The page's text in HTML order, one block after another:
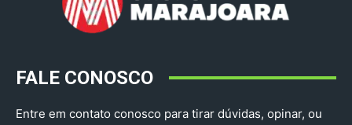
FALE CONOSCO
Entre em contato conosco para tirar dúvidas, opinar, ou